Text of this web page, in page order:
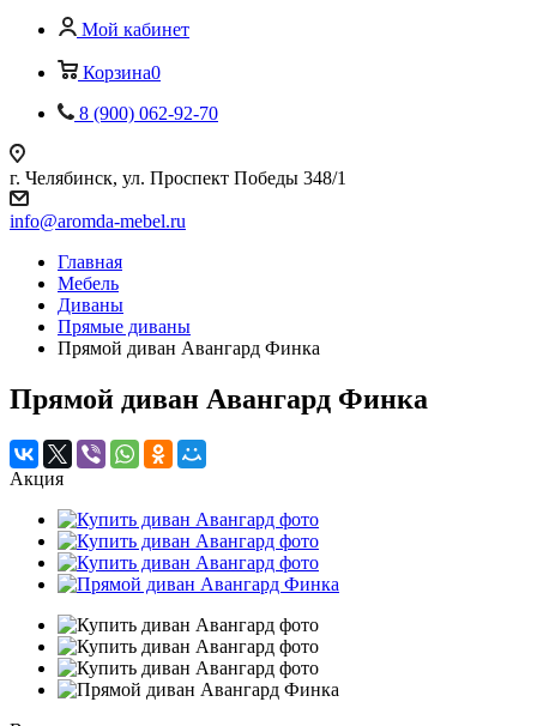
Мой кабинет
Корзина0
8 (900) 062-92-70
г. Челябинск, ул. Проспект Победы 348/1
info@aromda-mebel.ru
Главная
Мебель
Диваны
Прямые диваны
Прямой диван Авангард Финка
Прямой диван Авангард Финка
Акция